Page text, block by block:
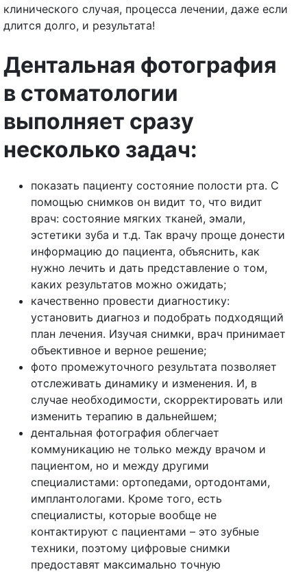
клинического случая, процесса лечении, даже если
длится долго, и результата!
Дентальная фотография
в стоматологии
выполняет сразу
несколько задач:
показать пациенту состояние полости рта. С
помощью снимков он видит то, что видит
врач: состояние мягких тканей, эмали,
эстетики зуба и т.д. Так врачу проще донести
информацию до пациента, объяснить, как
нужно лечить и дать представление о том,
каких результатов можно ожидать;
качественно провести диагностику:
установить диагноз и подобрать подходящий
план лечения. Изучая снимки, врач принимает
объективное и верное решение;
фото промежуточного результата позволяет
отслеживать динамику и изменения. И, в
случае необходимости, скорректировать или
изменить терапию в дальнейшем;
дентальная фотография облегчает
коммуникацию не только между врачом и
пациентом, но и между другими
специалистами: ортопедами, ортодонтами,
имплантологами. Кроме того, есть
специалисты, которые вообще не
контактируют с пациентами – это зубные
техники, поэтому цифровые снимки
предоставят максимально точную